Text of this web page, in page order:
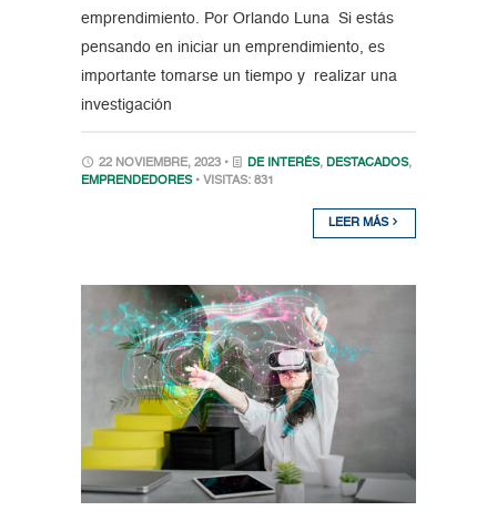
emprendimiento. Por Orlando Luna Si estás
pensando en iniciar un emprendimiento, es
importante tomarse un tiempo y realizar una
investigación
22 NOVIEMBRE, 2023 • DE INTERÉS, DESTACADOS,
EMPRENDEDORES • VISITAS: 831
LEER MÁS